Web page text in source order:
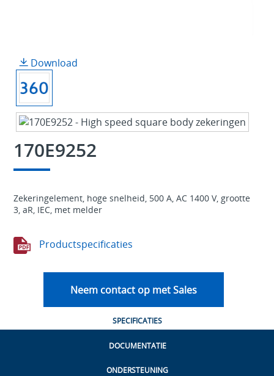
Download
170E9252
Zekeringelement, hoge snelheid, 500 A, AC 1400 V, grootte
3, aR, IEC, met melder
Productspecificaties
Neem contact op met Sales
SPECIFICATIES
DOCUMENTATIE
ONDERSTEUNING